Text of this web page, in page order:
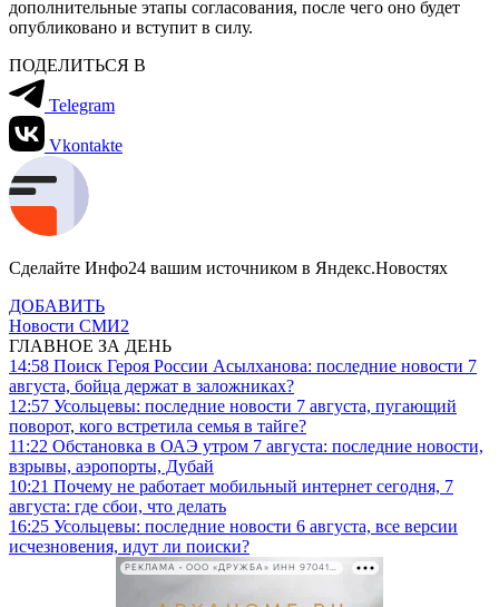
дополнительные этапы согласования, после чего оно будет
опубликовано и вступит в силу.
ПОДЕЛИТЬСЯ В
Telegram
Vkontakte
Сделайте Инфо24 вашим источником в Яндекс.Новостях
ДОБАВИТЬ
Новости СМИ2
ГЛАВНОЕ ЗА ДЕНЬ
14:58 Поиск Героя России Асылханова: последние новости 7
августа, бойца держат в заложниках?
12:57 Усольцевы: последние новости 7 августа, пугающий
поворот, кого встретила семья в тайге?
11:22 Обстановка в ОАЭ утром 7 августа: последние новости,
взрывы, аэропорты, Дубай
10:21 Почему не работает мобильный интернет сегодня, 7
августа: где сбои, что делать
16:25 Усольцевы: последние новости 6 августа, все версии
исчезновения, идут ли поиски?
РЕКЛАМА • ООО «ДРУЖБА» ИНН 9704146411